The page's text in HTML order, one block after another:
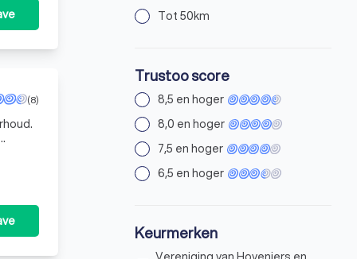
(8)
Tot 50km
Trustoo score
8,5 en hoger
8,0 en hoger
7,5 en hoger
6,5 en hoger
Keurmerken